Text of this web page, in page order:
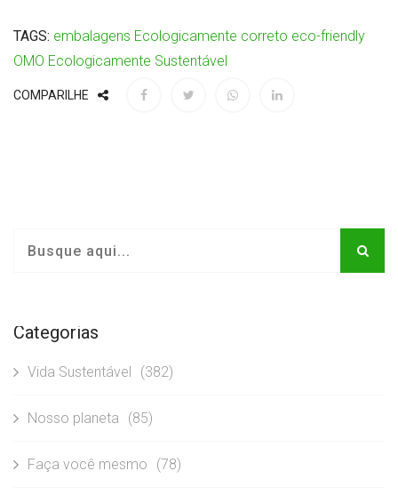
TAGS: embalagens Ecologicamente correto eco-friendly
OMO Ecologicamente Sustentável
COMPARILHE
Categorias
Vida Sustentável (382)
Nosso planeta (85)
Faça você mesmo (78)